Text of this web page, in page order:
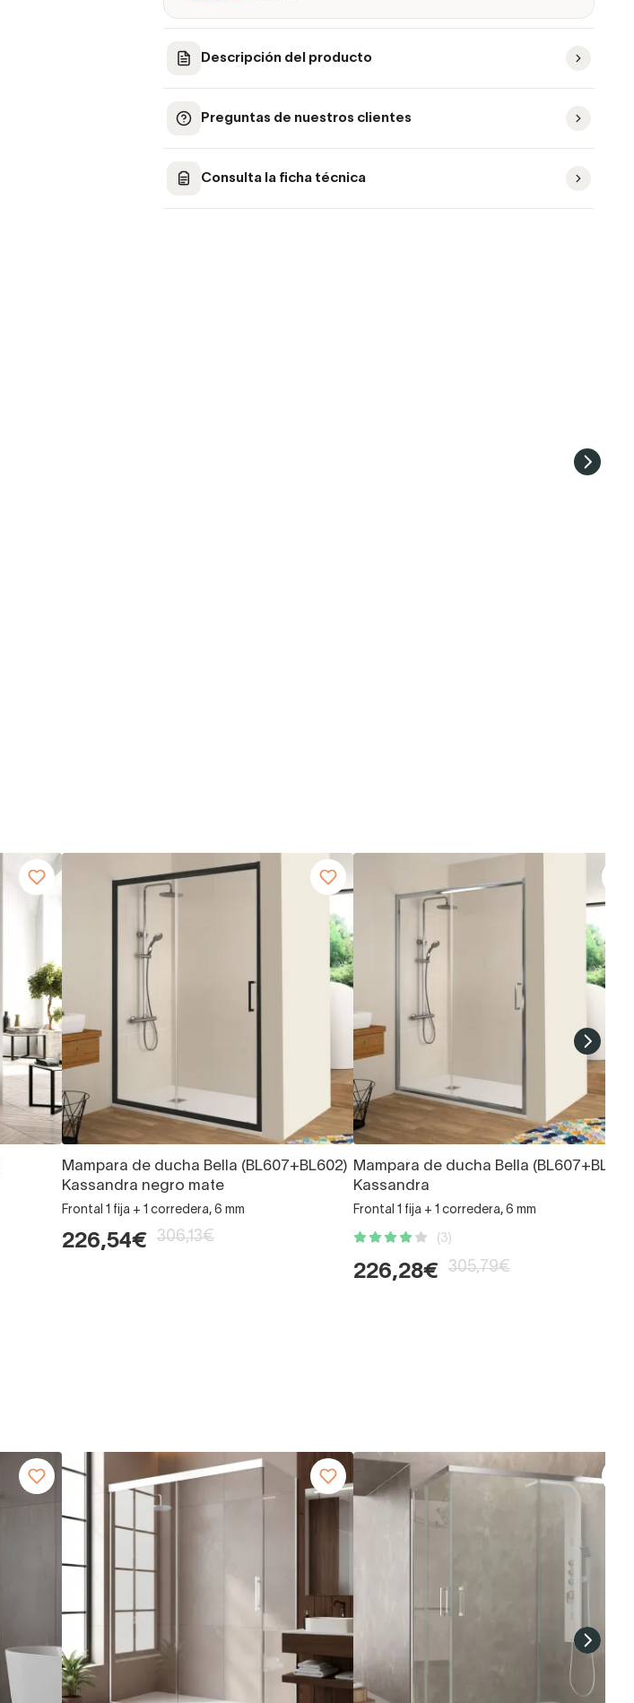
Descripción del producto
Preguntas de nuestros clientes
Consulta la ficha técnica
Mampara de ducha Bella (BL607+BL602)
Kassandra negro mate
Frontal 1 fija + 1 corredera, 6 mm
226,54€ 306,13€
Mampara de ducha Bella
Kassandra
Frontal 1 fija + 1 corredera, 6 mm
(3)
226,28€ 305,79€